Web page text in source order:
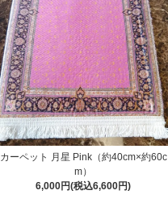
カーペット 月星 Pink（約40cm×約60c
m）
6,000円(税込6,600円)